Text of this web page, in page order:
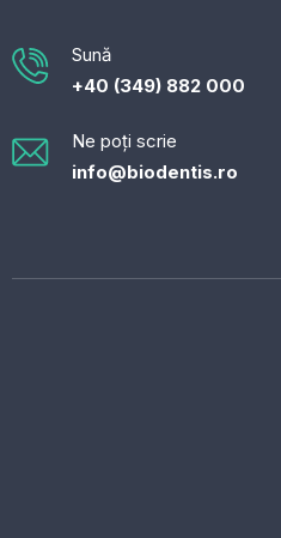
Sună
+40 (349) 882 000
Ne poți scrie
info@biodentis.ro